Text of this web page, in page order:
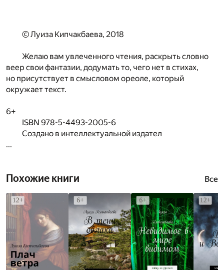
© Луиза Кипчакбаева, 2018
Желаю вам увлеченного чтения, раскрыть словно
веер свои фантазии, додумать то, чего нет в стихах,
но присутствует в смысловом ореоле, который
окружает текст.
6+
ISBN 978-5-4493-2005-6
Создано в интеллектуальной издател
...
Похожие книги Все